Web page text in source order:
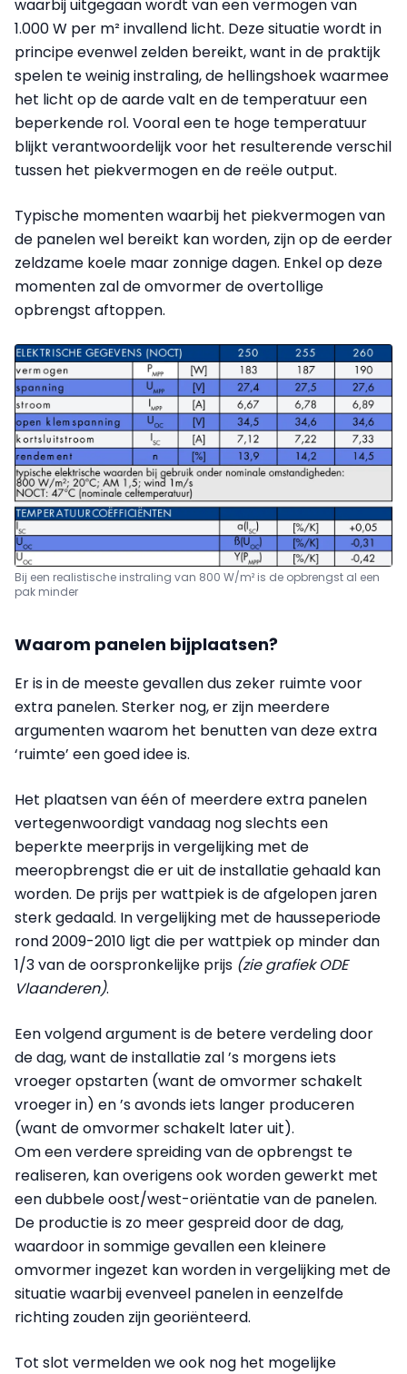
waarbij uitgegaan wordt van een vermogen van
1.000 W per m² invallend licht. Deze situatie wordt in
principe evenwel zelden bereikt, want in de praktijk
spelen te weinig instraling, de hellingshoek waarmee
het licht op de aarde valt en de temperatuur een
beperkende rol. Vooral een te hoge temperatuur
blijkt verantwoordelijk voor het resulterende verschil
tussen het piekvermogen en de reële output.
Typische momenten waarbij het piekvermogen van
de panelen wel bereikt kan worden, zijn op de eerder
zeldzame koele maar zonnige dagen. Enkel op deze
momenten zal de omvormer de overtollige
opbrengst aftoppen.
Bij een realistische instraling van 800 W/m² is de opbrengst al een
pak minder
Waarom panelen bijplaatsen?
Er is in de meeste gevallen dus zeker ruimte voor
extra panelen. Sterker nog, er zijn meerdere
argumenten waarom het benutten van deze extra
‘ruimte’ een goed idee is.
Het plaatsen van één of meerdere extra panelen
vertegenwoordigt vandaag nog slechts een
beperkte meerprijs in vergelijking met de
meeropbrengst die er uit de installatie gehaald kan
worden. De prijs per wattpiek is de afgelopen jaren
sterk gedaald. In vergelijking met de hausseperiode
rond 2009-2010 ligt die per wattpiek op minder dan
1/3 van de oorspronkelijke prijs (zie grafiek ODE
Vlaanderen).
Een volgend argument is de betere verdeling door
de dag, want de installatie zal ’s morgens iets
vroeger opstarten (want de omvormer schakelt
vroeger in) en ’s avonds iets langer produceren
(want de omvormer schakelt later uit).
Om een verdere spreiding van de opbrengst te
realiseren, kan overigens ook worden gewerkt met
een dubbele oost/west-oriëntatie van de panelen.
De productie is zo meer gespreid door de dag,
waardoor in sommige gevallen een kleinere
omvormer ingezet kan worden in vergelijking met de
situatie waarbij evenveel panelen in eenzelfde
richting zouden zijn georiënteerd.
Tot slot vermelden we ook nog het mogelijke